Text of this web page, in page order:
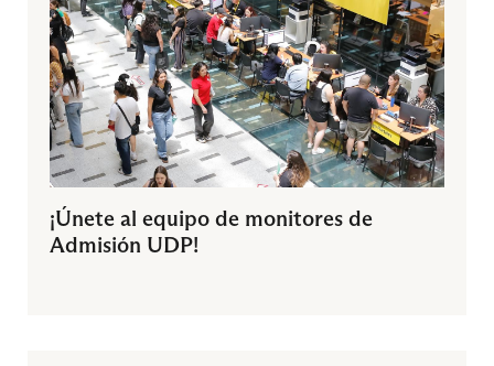
¡Únete al equipo de monitores de
Admisión UDP!